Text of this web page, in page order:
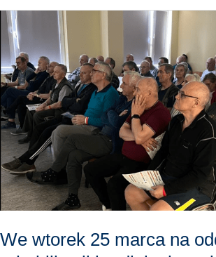
We wtorek 25 marca na
We
wtorek
25
marca
na
oddziale
rehabilitacji
kardiologicznej
w
Augustowie
się